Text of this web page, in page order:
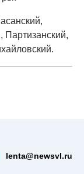
Партизанский,
lenta@newsvl.ru